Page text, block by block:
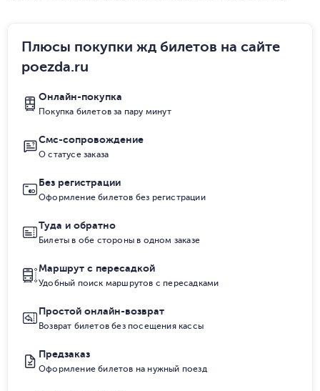
Плюсы покупки жд билетов на сайте
poezda.ru
Онлайн-покупка
Покупка билетов за пару минут
Смс-сопровождение
О статусе заказа
Без регистрации
Оформление билетов без регистрации
Туда и обратно
Билеты в обе стороны в одном заказе
Маршрут с пересадкой
Удобный поиск маршрутов с пересадками
Простой онлайн-возврат
Возврат билетов без посещения кассы
Предзаказ
Оформление билетов на нужный поезд